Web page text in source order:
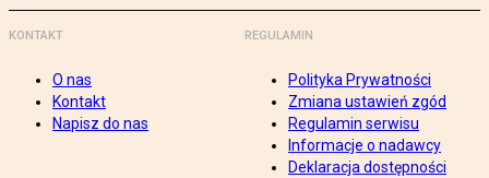
KONTAKT
O nas
Kontakt
Napisz do nas
REGULAMIN
Polityka Prywatności
Zmiana ustawień zgód
Regulamin serwisu
Informacje o nadawcy
Deklaracja dostępności